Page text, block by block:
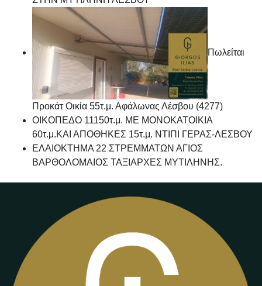
Πωλείται
Προκάτ Οικία 55τ.μ. Αφάλωνας Λέσβου (4277)
ΟΙΚΟΠΕΔΟ 11150τ.μ. ΜΕ ΜΟΝΟΚΑΤΟΙΚΙΑ
60τ.μ.ΚΑΙ ΑΠΟΘΗΚΕΣ 15τ.μ. ΝΤΙΠΙ ΓΕΡΑΣ-ΛΕΣΒΟΥ
ΕΛΑΙΟΚΤΗΜΑ 22 ΣΤΡΕΜΜΑΤΩΝ ΑΓΙΟΣ
ΒΑΡΘΟΛΟΜΑΙΟΣ ΤΑΞΙΑΡΧΕΣ ΜΥΤΙΛΗΝΗΣ.